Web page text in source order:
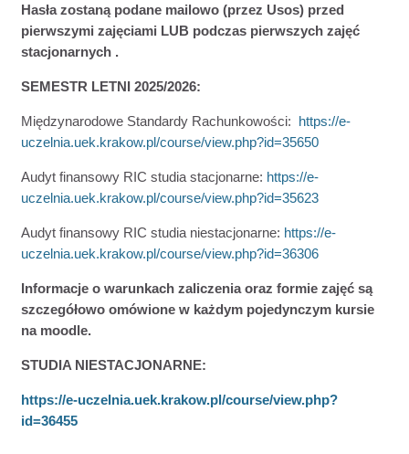
Hasła zostaną podane mailowo (przez Usos) przed
pierwszymi zajęciami LUB podczas pierwszych zajęć
stacjonarnych .
SEMESTR LETNI 2025/2026:
Międzynarodowe Standardy Rachunkowości: https://e-
uczelnia.uek.krakow.pl/course/view.php?id=35650
Audyt finansowy RIC studia stacjonarne: https://e-
uczelnia.uek.krakow.pl/course/view.php?id=35623
Audyt finansowy RIC studia niestacjonarne: https://e-
uczelnia.uek.krakow.pl/course/view.php?id=36306
Informacje o warunkach zaliczenia oraz formie zajęć są
szczegółowo omówione w każdym pojedynczym kursie
na moodle.
STUDIA NIESTACJONARNE:
https://e-uczelnia.uek.krakow.pl/course/view.php?
id=36455